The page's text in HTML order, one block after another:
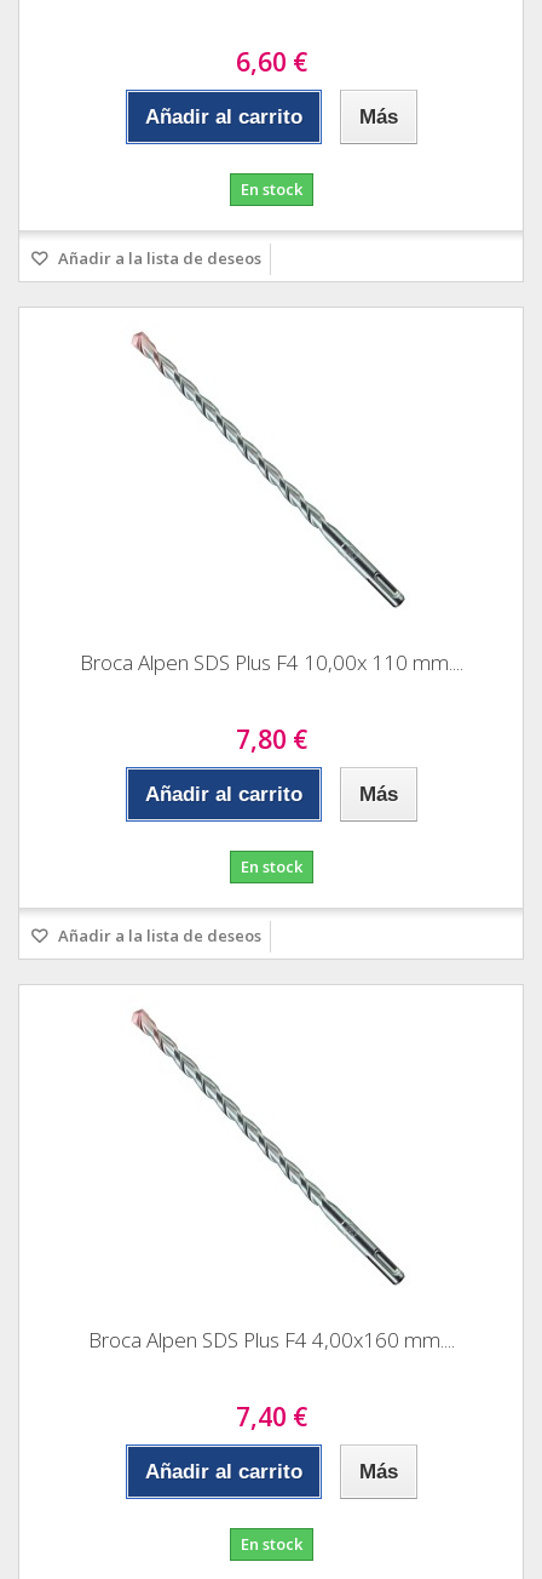
6,60 €
Añadir al carrito Más
En stock
Añadir a la lista de deseos
Broca Alpen SDS Plus F4 10,00x 110 mm....
7,80 €
Añadir al carrito Más
En stock
Añadir a la lista de deseos
Broca Alpen SDS Plus F4 4,00x160 mm....
7,40 €
Añadir al carrito Más
En stock